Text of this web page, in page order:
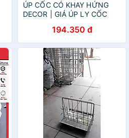
ÚP CỐC CÓ KHAY HỨNG
DECOR | GIÁ ÚP LY CỐC
HỨNG NƯỚC BẦU DỤC
HOME LUXURY DECOR
PHONG CÁCH RETRO
194.350 đ